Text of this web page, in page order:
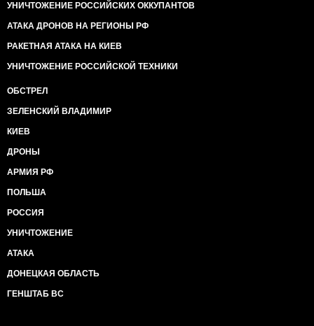
УНИЧТОЖЕНИЕ РОССИЙСКИХ ОККУПАНТОВ
АТАКА ДРОНОВ НА РЕГИОНЫ РФ
РАКЕТНАЯ АТАКА НА КИЕВ
УНИЧТОЖЕНИЕ РОССИЙСКОЙ ТЕХНИКИ
ОБСТРЕЛ
ЗЕЛЕНСКИЙ ВЛАДИМИР
КИЕВ
ДРОНЫ
АРМИЯ РФ
ПОЛЬША
РОССИЯ
УНИЧТОЖЕНИЕ
АТАКА
ДОНЕЦКАЯ ОБЛАСТЬ
ГЕНШТАБ ВС